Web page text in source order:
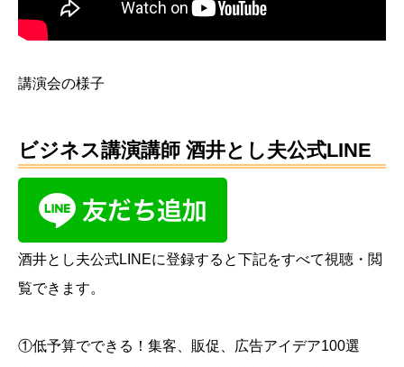
講演会の様子
ビジネス講演講師 酒井とし夫公式LINE
酒井とし夫公式LINEに登録すると下記をすべて視聴・閲
覧できます。
①低予算でできる！集客、販促、広告アイデア100選